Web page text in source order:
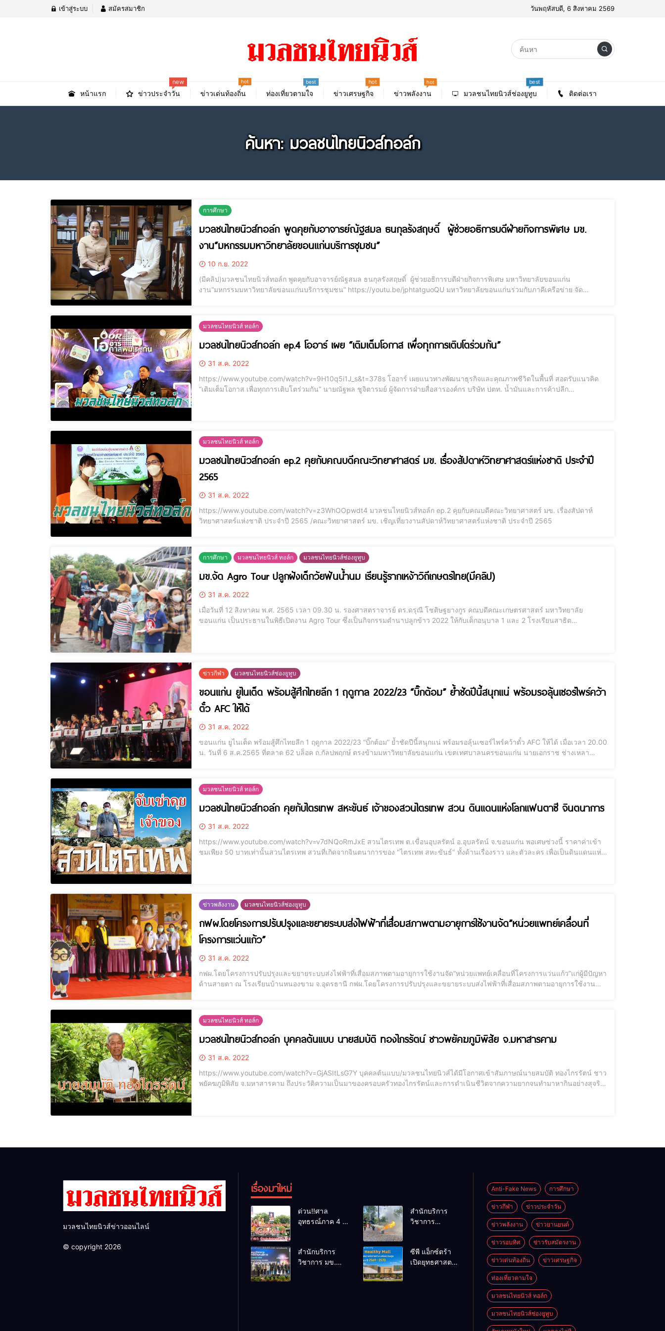
เข้าสู่ระบบ สมัครสมาชิก วันพฤหัสบดี, 6 สิงหาคม 2569
หน้าแรก ข่าวประจำวัน
new
ข่าวเด่นท้องถิ่น ท่องเที่ยวตามใจ
best
ข่าวเศรษฐกิจ
hot
ข่าวพลังงาน
hot
มวลชนไทยนิวส์ช่องยูทูบ
best
ติดต่อเรา
ค้นหา: มวลชนไทยนิวส์ทอล์ก
การศึกษา
มวลชนไทยนิวส์ทอล์ก พูดคุยกับอาจารย์ณัฐสมล ธนกุลรังสฤษดิ์ ผู้ช่วยอธิการบดีฝ่ายกิจการพิเศษ มข.
งาน“มหกรรมมหาวิทยาลัยขอนแก่นบริการชุมชน”
10 ก.ย. 2022
(มีคลิป)มวลชนไทยนิวส์ทอล์ก พูดคุยกับอาจารย์ณัฐสมล ธนกุลรังสฤษดิ์ ผู้ช่วยอธิการบดีฝ่ายกิจการพิเศษ มหาวิทยาลัยขอนแก่น
งาน“มหกรรมมหาวิทยาลัยขอนแก่นบริการชุมชน” https://youtu.be/jphtatguoQU มหาวิทยาลัยขอนแก่นร่วมกับภาคีเครือข่าย จัด
มวลชนไทยนิวส์ ทอล์ก
มวลชนไทยนิวส์ทอล์ก ep.4 โออาร์ เผย “เติมเต็มโอกาส เพื่อทุกการเติบโตร่วมกัน”
31 ส.ค. 2022
https://www.youtube.com/watch?v=9H10q5i1J_s&t=378s โออาร์ เผยแนวทางพัฒนาธุรกิจและคุณภาพชีวิตในพื้นที่ สอดรับแนวคิด
“เติมเต็มโอกาส เพื่อทุกการเติบโตร่วมกัน” นายณัฐพล ชูจิตารมย์ ผู้จัดการฝ่ายสื่อสารองค์กร บริษัท ปตท. น้ำมันและการค้าปลีก
มวลชนไทยนิวส์ ทอล์ก
มวลชนไทยนิวส์ทอล์ก ep.2 คุยกับคณบดีคณะวิทยาศาสตร์ มข. เรื่องสัปดาห์วิทยาศาสตร์แห่งชาติ ประจำปี
2565
31 ส.ค. 2022
https://www.youtube.com/watch?v=z3WhOOpwdt4 มวลชนไทยนิวส์ทอล์ก ep.2 คุยกับคณบดีคณะวิทยาศาสตร์ มข. เรื่องสัปดาห์
วิทยาศาสตร์แห่งชาติ ประจำปี 2565 /คณะวิทยาศาสตร์ มข. เชิญเที่ยวงานสัปดาห์วิทยาศาสตร์แห่งชาติ ประจำปี 2565
การศึกษา มวลชนไทยนิวส์ ทอล์ก มวลชนไทยนิวส์ช่องยูทูบ
มข.จัด Agro Tour ปลูกฝังเด็กวัยฟันน้ำนม เรียนรู้รากเหง้าวิถีเกษตรไทย(มีคลิป)
31 ส.ค. 2022
เมื่อวันที่ 12 สิงหาคม พ.ศ. 2565 เวลา 09.30 น. รองศาสตราจารย์ ดร.ดรุณี โชติษฐยางกูร คณบดีคณะเกษตรศาสตร์ มหาวิทยาลัย
ขอนแก่น เป็นประธานในพิธีเปิดงาน Agro Tour ซึ่งเป็นกิจกรรมดำนาปลูกข้าว 2022 ให้กับเด็กอนุบาล 1 และ 2 โรงเรียนสาธิต
ข่าวกีฬา มวลชนไทยนิวส์ช่องยูทูบ
ขอนแก่น ยูไนเต็ด พร้อมสู้ศึกไทยลีก 1 ฤดูกาล 2022/23 “บิ๊กต้อม” ย้ำชัดปีนี้สนุกแน่ พร้อมรอลุ้นเซอร์ไพร์คว้า
ตั๋ว AFC ให้ได้
31 ส.ค. 2022
ขอนแก่น ยูไนเต็ด พร้อมสู้ศึกไทยลีก 1 ฤดูกาล 2022/23 “บิ๊กต้อม” ย้ำชัดปีนี้สนุกแน่ พร้อมรอลุ้นเซอร์ไพร์คว้าตั๋ว AFC ให้ได้ เมื่อเวลา 20.00
น. วันที่ 6 ส.ค.2565 ที่ตลาด 62 บล็อค ถ.กัลปพฤกษ์ ตรงข้ามมหาวิทยาลัยขอนแก่น เขตเทศบาลนครขอนแก่น นายเอกราช ช่างเหลา
มวลชนไทยนิวส์ ทอล์ก
มวลชนไทยนิวส์ทอล์ก คุยกับไตรเทพ สหะขันธ์ เจ้าของสวนไตรเทพ สวน ดินแดนแห่งโลกแฟนตาซี จินตนาการ
31 ส.ค. 2022
https://www.youtube.com/watch?v=v7dNQoRmJxE สวนไตรเทพ ต.เขื่อนอุบลรัตน์ อ.อุบลรัตน์ จ.ขอนแก่น พอเศษช่วงนี้ ราคาค่าเข้า
ชมเพียง 50 บาทเท่านั้นสวนไตรเทพ สวนที่เกิดจากจินตนาการของ "ไตรเทพ สหะขันธ์" ทั้งด้านเรื่องราว และตัวละคร เพื่อเป็นดินแดนแห่ง
ข่าวพลังงาน มวลชนไทยนิวส์ช่องยูทูบ
กฟผ.โดยโครงการปรับปรุงและขยายระบบส่งไฟฟ้าที่เสื่อมสภาพตามอายุการใช้งานจัด”หน่วยแพทย์เคลื่อนที่
โครงการแว่นแก้ว”
31 ส.ค. 2022
กฟผ.โดยโครงการปรับปรุงและขยายระบบส่งไฟฟ้าที่เสื่อมสภาพตามอายุการใช้งานจัด”หน่วยแพทย์เคลื่อนที่โครงการแว่นแก้ว”แก่ผู้มีปัญหา
ด้านสายตา ณ โรงเรียนบ้านหนองขาม จ.อุดรธานี กฟผ.โดยโครงการปรับปรุงและขยายระบบส่งไฟฟ้าที่เสื่อมสภาพตามอายุการใช้งาน
มวลชนไทยนิวส์ ทอล์ก
มวลชนไทยนิวส์ทอล์ก บุคคลต้นแบบ นายสมบัติ ทองไกรรัตน์ ชาวพยัคฆภูมิพิสัย จ.มหาสารคาม
31 ส.ค. 2022
https://www.youtube.com/watch?v=GjASItLsG7Y บุคคลต้นแบบ/มวลชนไทยนิวส์ได้มีโอกาศเข้าสัมภาษณ์นายสมบัติ ทองไกรรัตน์ ชาว
พยัคฆภูมิพิสัย จ.มหาสารคาม ถึงประวัติความเป็นมาของครอบครัวทองไกรรัตน์และการดำเนินชีวิตจากความยากจนทำมาหากินอย่างสุจริต
มวลชนไทยนิวส์ข่าวออนไลน์
© copyright 2026
เรื่องมาใหม่
ด่วน!!ศาล
อุทธรณ์ภาค 4 มี
อบจ.ขอนแก่น
ใหม่
สำนักบริการ
วิชาการ
“ดับเพลิงขั้นต้น”
ยกระดับศักยภาพ
สำนักบริการ
วิชาการ มข.
ซีพี แอ็กซ์ตร้า
เปิดยุทธศาสตร์
Anti-Fake News การศึกษา
ข่าวกีฬา ข่าวประจำวัน
ข่าวพลังงาน ข่าวยานยนต์
ข่าวรอบทิศ ข่าวรับสมัตรงาน
ข่าวเด่นท้องถิ่น ข่าวเศรษฐกิจ
ท่องเที่ยวตามใจ
มวลชนไทยนิวส์ ทอล์ก
มวลชนไทยนิวส์ช่องยูทูบ